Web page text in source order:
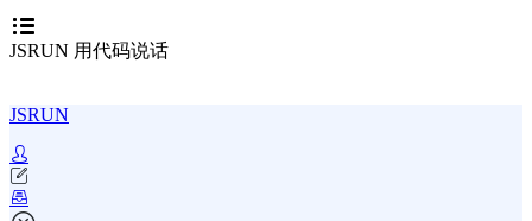
JSRUN 用代码说话
JSRUN